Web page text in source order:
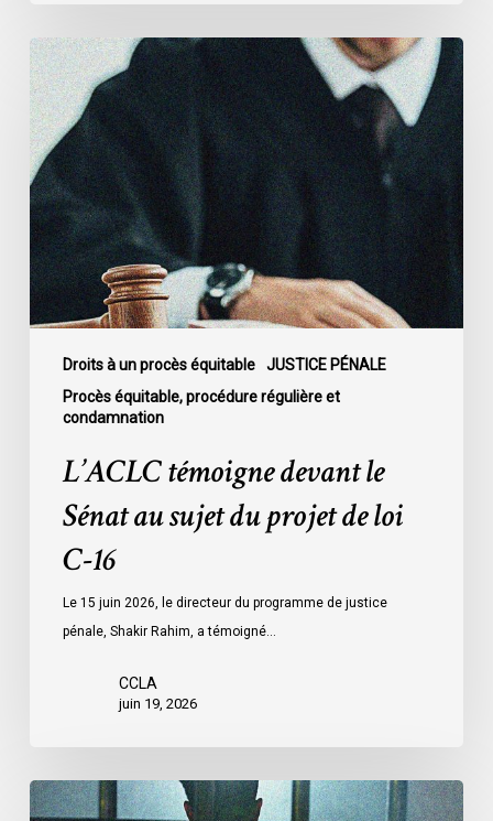
Droits à un procès équitable
JUSTICE PÉNALE
Procès équitable, procédure régulière et
condamnation
L’ACLC
témoigne
devant
le
Sénat
au
sujet
du
projet
de
L’ACLC témoigne devant le
Sénat au sujet du projet de loi
C-16
Le 15 juin 2026, le directeur du programme de justice
pénale, Shakir Rahim, a témoigné…
CCLA
juin 19, 2026
L’ACLC